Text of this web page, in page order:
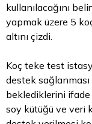
kullanılacağını
yapmak üzere 5
altını çizdi.
Koç teke test
destek
beklediklerini ifade
soy kütüğü ve veri